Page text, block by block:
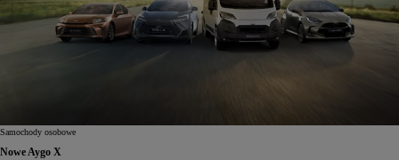
Samochody osobowe
Nowe Aygo X